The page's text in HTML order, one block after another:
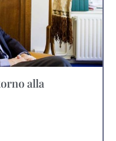
alla